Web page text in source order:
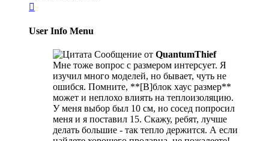

User Info Menu
Сообщение от QuantumThief
Мне тоже вопрос с размером интерсует. Я
изучил много моделей, но бывает, чуть не
ошибся. Помните, **[B]блок хаус размер**
может и неплохо влиять на теплоизоляцию.
У меня выбор был 10 см, но сосед попросил
меня и я поставил 15. Скажу, ребят, лучше
делать большие - так тепло держится. А если